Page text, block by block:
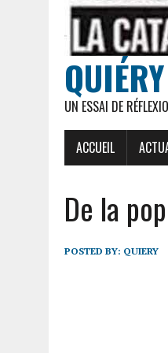
UN ESSAI DE
ACCUEIL
De la
POSTED BY: QUIERY